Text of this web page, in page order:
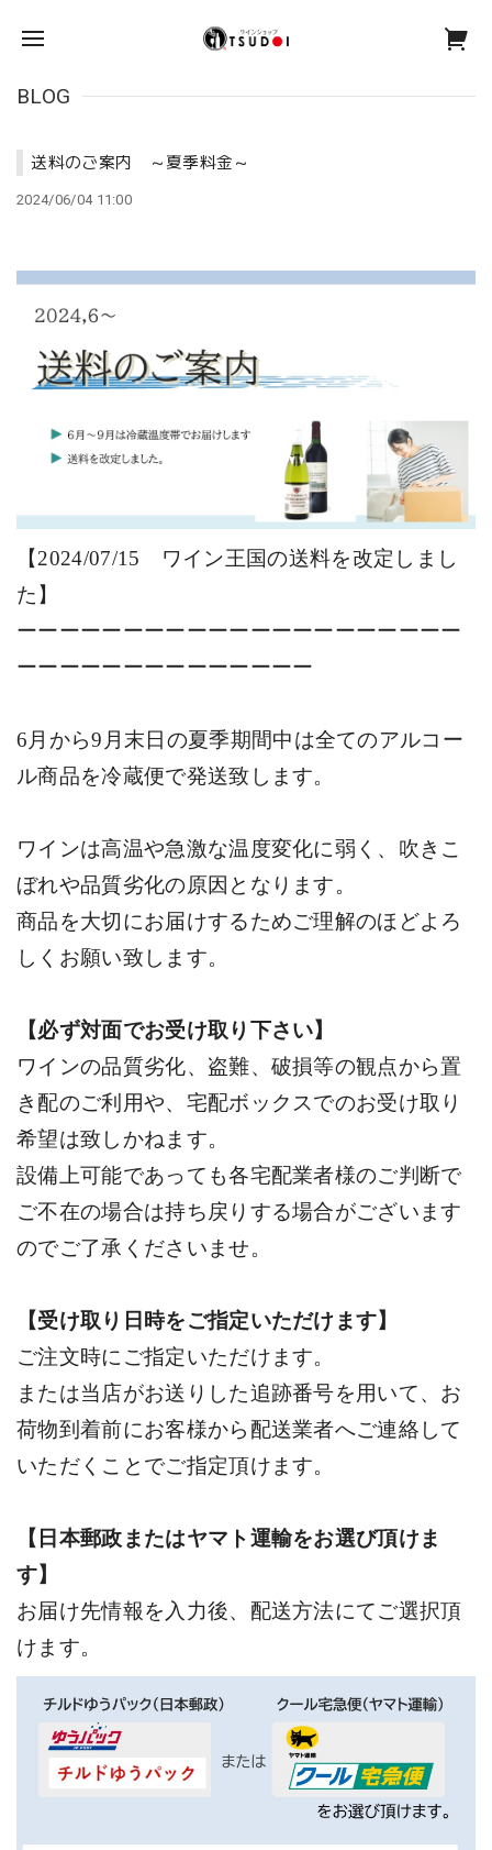
BLOG
送料のご案内 ～夏季料金～
2024/06/04 11:00
【2024/07/15
ワイン王国の送料を改定しまし
た】
ーーーーーーーーーーーーーーーーーーーーー
ーーーーーーーーーーーーーー
6 月から9 月末日の夏季期間中は全てのアルコー
ル商品を冷蔵便で発送致します。
ワインは高温や急激な温度変化に弱く、吹きこ
ぼれや品質劣化の原因となります。
商品を大切にお届けするためご理解のほどよろ
しくお願い致します。
【必ず対面でお受け取り下さい】
ワインの品質劣化、盗難、破損等の観点から置
き配のご利用や、宅配ボックスでのお受け取り
希望は致しかねます。
設備上可能であっても各宅配業者様のご判断で
ご不在の場合は持ち戻りする場合がございます
のでご了承くださいませ。
【受け取り日時をご指定いただけます】
ご注文時にご指定いただけます。
または当店がお送りした追跡番号を用いて、お
荷物到着前にお客様から配送業者へご連絡して
いただくことでご指定頂けます。
【日本郵政またはヤマト運輸をお選び頂けま
す】
お届け先情報を入力後、配送方法にてご選択頂
けます。